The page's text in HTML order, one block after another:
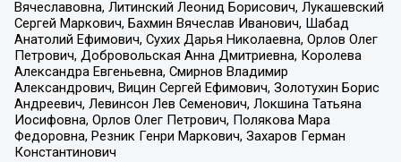
Вячеславовна, Литинский Леонид Борисович, Лукашевский
Сергей Маркович, Бахмин Вячеслав Иванович, Шабад
Анатолий Ефимович, Сухих Дарья Николаевна, Орлов Олег
Петрович, Добровольская Анна Дмитриевна, Королева
Александра Евгеньевна, Смирнов Владимир
Александрович, Вицин Сергей Ефимович, Золотухин Борис
Андреевич, Левинсон Лев Семенович, Локшина Татьяна
Иосифовна, Орлов Олег Петрович, Полякова Мара
Федоровна, Резник Генри Маркович, Захаров Герман
Константинович